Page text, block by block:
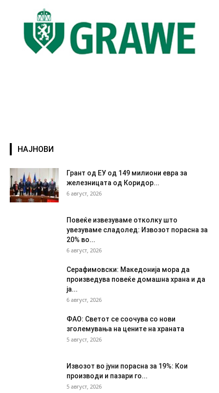
НАЈНОВИ
Грант од ЕУ од 149 милиони евра за
железницата од Коридор...
6 август, 2026
Повеќе извезуваме отколку што
увезуваме сладолед: Извозот порасна за
20% во...
6 август, 2026
Серафимовски: Македонија мора да
произведува повеќе домашна храна и да
ја...
6 август, 2026
ФАО: Светот се соочува со нови
зголемувања на цените на храната
5 август, 2026
Извозот во јуни порасна за 19%: Кои
производи и пазари го...
5 август, 2026